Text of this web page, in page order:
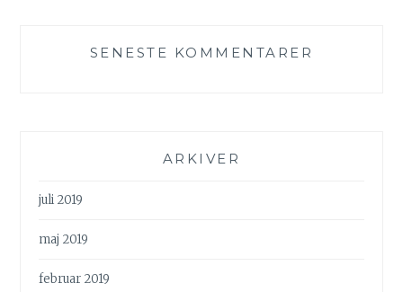
SENESTE KOMMENTARER
ARKIVER
juli 2019
maj 2019
februar 2019